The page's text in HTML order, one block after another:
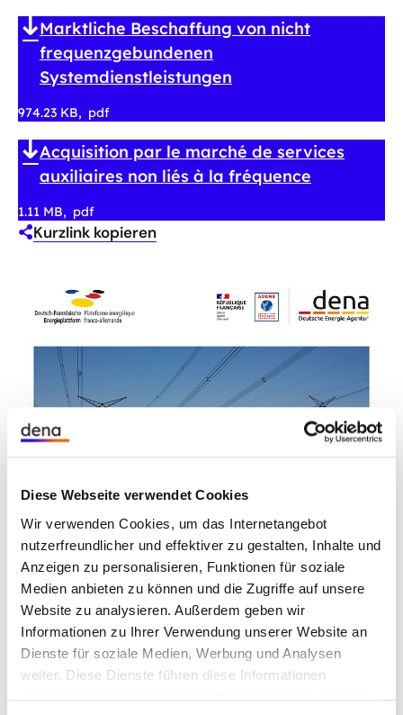
Diese Webseite verwendet Cookies
Wir verwenden Cookies, um das Internetangebot
nutzerfreundlicher und effektiver zu gestalten, Inhalte und
Anzeigen zu personalisieren, Funktionen für soziale
Medien anbieten zu können und die Zugriffe auf unsere
Website zu analysieren. Außerdem geben wir
Informationen zu Ihrer Verwendung unserer Website an
Dienste für soziale Medien, Werbung und Analysen
weiter. Diese Dienste führen diese Informationen
Marktliche Beschaffung von nicht
frequenzgebundenen
Systemdienstleistungen
974.23 KB pdf
Acquisition par le marché de services
auxiliaires non liés à la fréquence
1.11 MB pdf
Kurzlink kopieren
Die Analyse zeigt anhand von Erfahrungen aus
Deutschland, wie einige Systemdienstleistungen in
Deutschland, Frankreich und Europa in Zukunft
effizient über einen Markt bereitgestellt und